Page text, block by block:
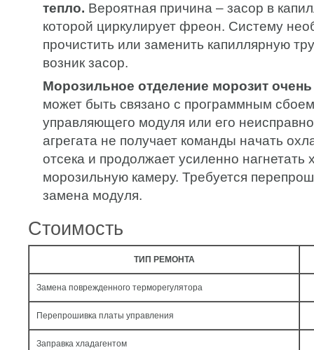
тепло. Вероятная причина – засор в
которой циркулирует фреон. Систему
прочистить или заменить капиллярную
возник засор.
Морозильное отделение морозит
может быть связано с программным
управляющего модуля или его
агрегата не получает команды начать
отсека и продолжает усиленно нагнетать
морозильную камеру. Требуется
замена модуля.
Стоимость
ТИП РЕМОНТА
Замена поврежденного терморегулятора
Перепрошивка платы управления
Заправка хладагентом